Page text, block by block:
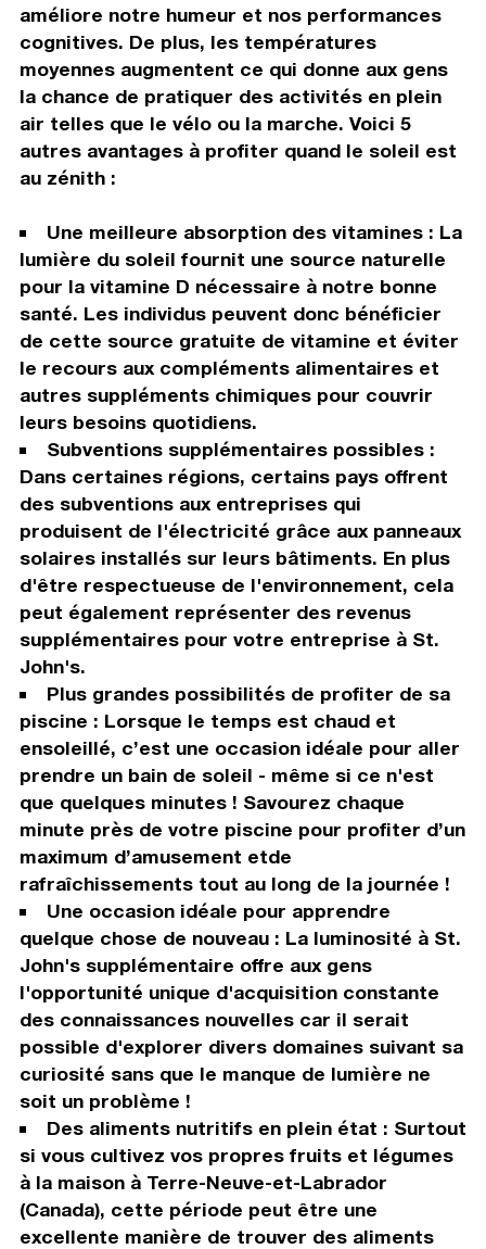
améliore notre humeur et nos performances
cognitives. De plus, les températures
moyennes augmentent ce qui donne aux gens
la chance de pratiquer des activités en plein
air telles que le vélo ou la marche. Voici 5
autres avantages à profiter quand le soleil est
au zénith :
Une meilleure absorption des vitamines : La
lumière du soleil fournit une source naturelle
pour la vitamine D nécessaire à notre bonne
santé. Les individus peuvent donc bénéficier
de cette source gratuite de vitamine et éviter
le recours aux compléments alimentaires et
autres suppléments chimiques pour couvrir
leurs besoins quotidiens.
Subventions supplémentaires possibles :
Dans certaines régions, certains pays offrent
des subventions aux entreprises qui
produisent de l'électricité grâce aux panneaux
solaires installés sur leurs bâtiments. En plus
d'être respectueuse de l'environnement, cela
peut également représenter des revenus
supplémentaires pour votre entreprise à St.
John's.
Plus grandes possibilités de profiter de sa
piscine : Lorsque le temps est chaud et
ensoleillé, c’est une occasion idéale pour aller
prendre un bain de soleil - même si ce n'est
que quelques minutes ! Savourez chaque
minute près de votre piscine pour profiter d’un
maximum d’amusement etde
rafraîchissements tout au long de la journée !
Une occasion idéale pour apprendre
quelque chose de nouveau : La luminosité à St.
John's supplémentaire offre aux gens
l'opportunité unique d'acquisition constante
des connaissances nouvelles car il serait
possible d'explorer divers domaines suivant sa
curiosité sans que le manque de lumière ne
soit un problème !
Des aliments nutritifs en plein état : Surtout
si vous cultivez vos propres fruits et légumes
à la maison à Terre-Neuve-et-Labrador
(Canada), cette période peut être une
excellente manière de trouver des aliments